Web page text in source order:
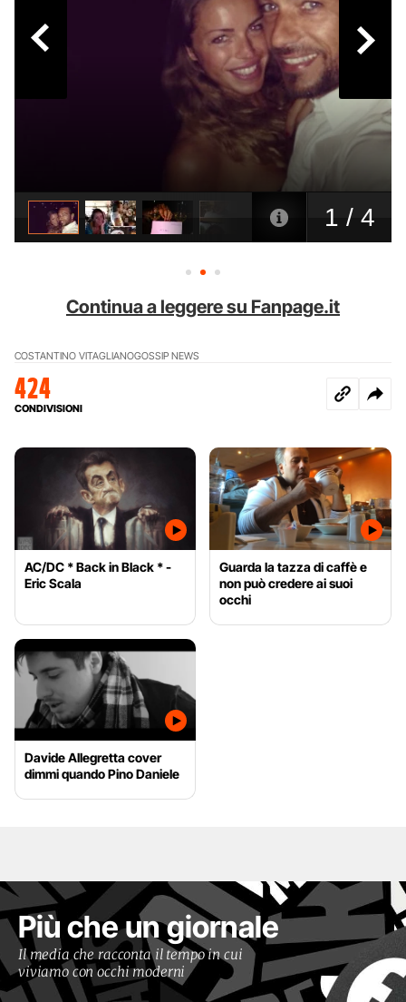
Continua a leggere su Fanpage.it
COSTANTINO VITAGLIANOGOSSIP NEWS
424
CONDIVISIONI
AC/DC * Back in Black * -
Eric Scala
Guarda la tazza di caffè e
non può credere ai suoi
occhi
Davide Allegretta cover
dimmi quando Pino Daniele
Più che un giornale
Il media che racconta il tempo in cui
viviamo con occhi moderni